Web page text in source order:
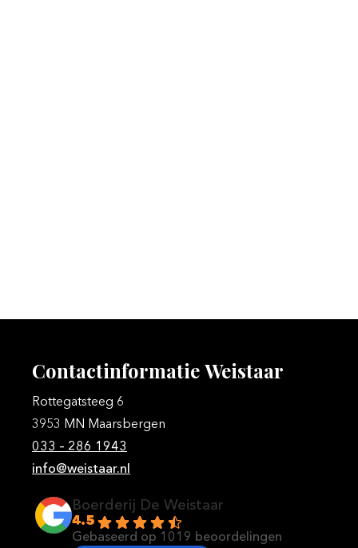
ContactinformatieWeistaar
Rottegatsteeg 6
3953 MN Maarsbergen
033 – 286 1943
info@weistaar.nl
Boerderij De Weistaar
4.5
Gebaseerd op 1019 beoordelingen